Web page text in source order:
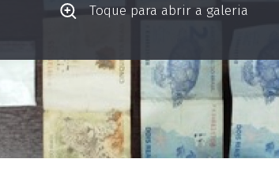
Toque para abrir a galeria